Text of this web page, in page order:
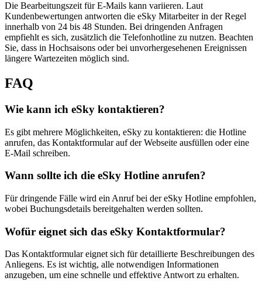
Die Bearbeitungszeit für E-Mails kann variieren. Laut
Kundenbewertungen antworten die eSky Mitarbeiter in der Regel
innerhalb von 24 bis 48 Stunden. Bei dringenden Anfragen
empfiehlt es sich, zusätzlich die Telefonhotline zu nutzen. Beachten
Sie, dass in Hochsaisons oder bei unvorhergesehenen Ereignissen
längere Wartezeiten möglich sind.
FAQ
Wie kann ich eSky kontaktieren?
Es gibt mehrere Möglichkeiten, eSky zu kontaktieren: die Hotline
anrufen, das Kontaktformular auf der Webseite ausfüllen oder eine
E-Mail schreiben.
Wann sollte ich die eSky Hotline anrufen?
Für dringende Fälle wird ein Anruf bei der eSky Hotline empfohlen,
wobei Buchungsdetails bereitgehalten werden sollten.
Wofür eignet sich das eSky Kontaktformular?
Das Kontaktformular eignet sich für detaillierte Beschreibungen des
Anliegens. Es ist wichtig, alle notwendigen Informationen
anzugeben, um eine schnelle und effektive Antwort zu erhalten.